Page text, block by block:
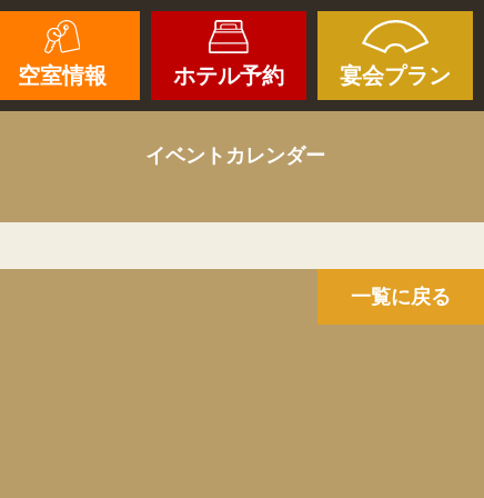
空室情報 ホテル予約 宴会プラン
イベントカレンダー
一覧に戻る